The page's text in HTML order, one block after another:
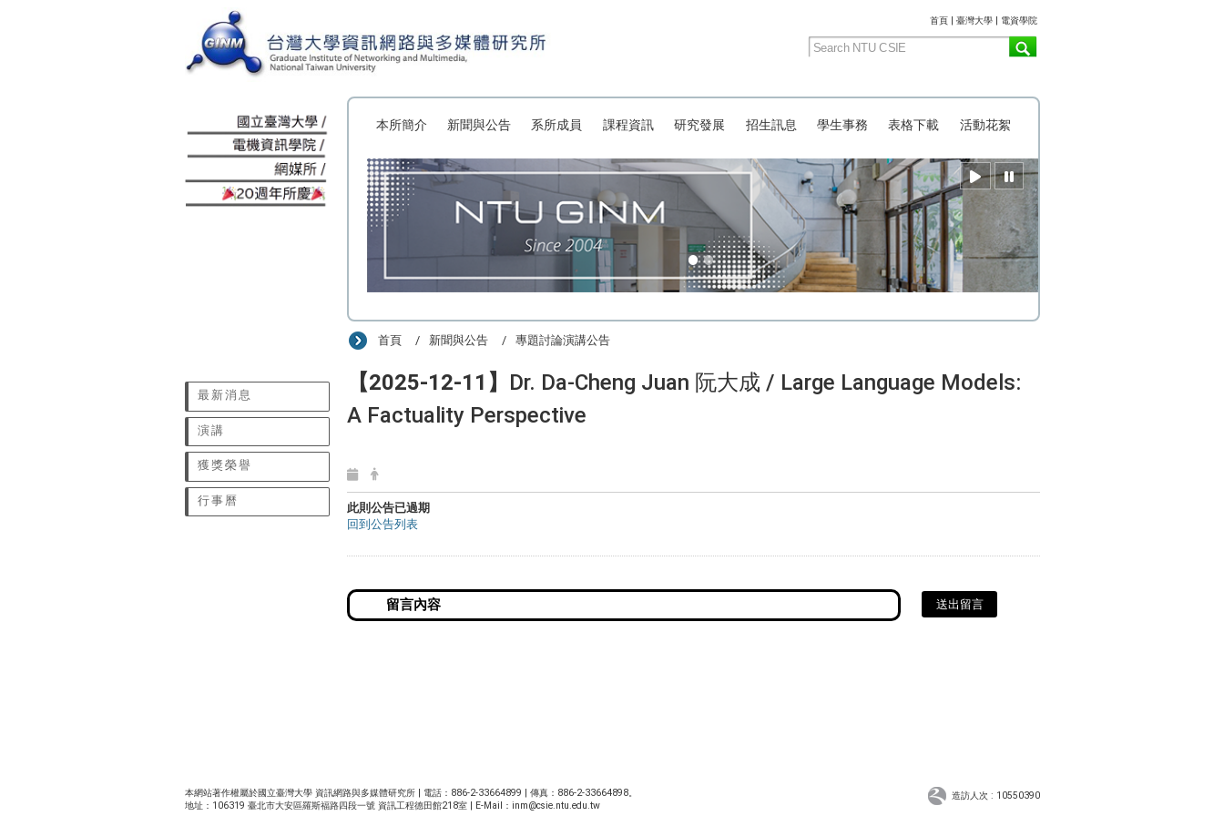
首頁| 臺灣大學| 電資學院
本所簡介 新聞與公告 系所成員 課程資訊 研究發展 招生訊息 學生事務 表格下載 活動花絮
最新消息
演講
獲獎榮譽
行事曆
首頁 新聞與公告 專題討論演講公告
【2025-12-11】 Dr. Da-Cheng Juan 阮大成 / Large Language Models:
A Factuality Perspective
此則公告已過期
回到公告列表
送出留言
本網站著作權屬於國立臺灣大學 資訊網路與多媒體研究所 | 電話：886-2-33664899 | 傳真：886-2-33664898。
地址：106319 臺北市大安區羅斯福路四段一號 資訊工程德田館218室 | E-Mail： inm@csie.ntu.edu.tw
造訪人次 : 10550390